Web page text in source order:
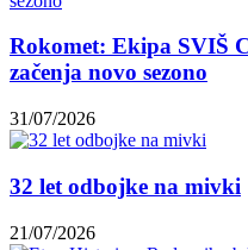
Rokomet: Ekipa SVIŠ
začenja novo sezono
31/07/2026
32 let odbojke na mivki
21/07/2026